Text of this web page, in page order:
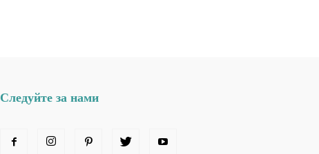
Следуйте за нами